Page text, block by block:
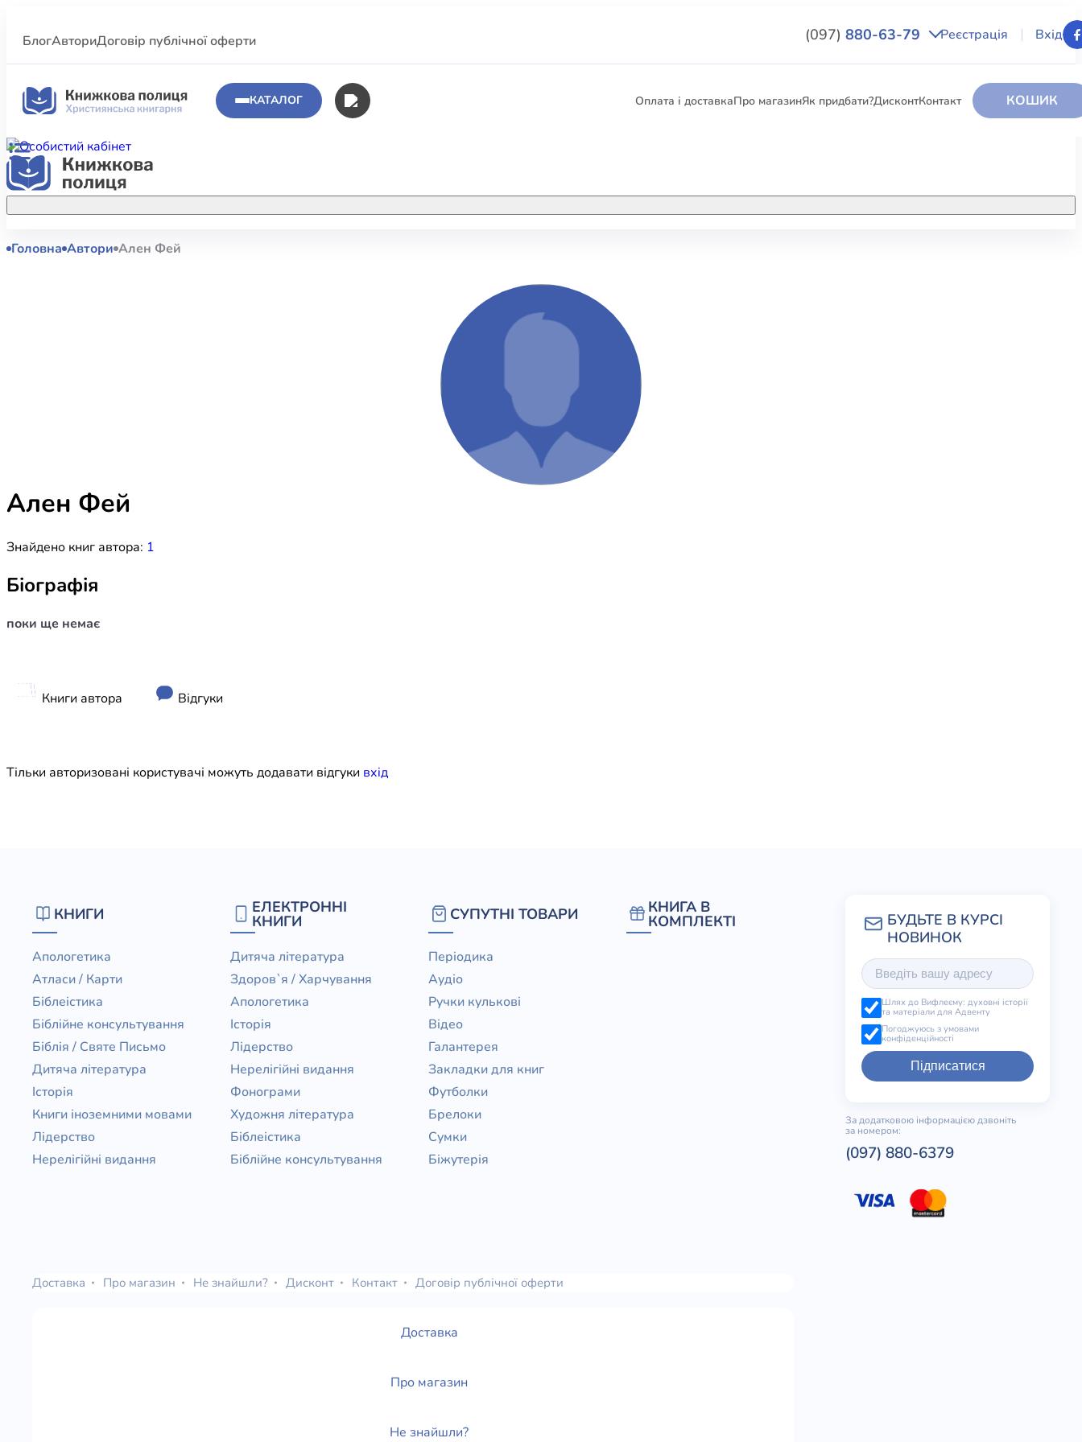
БлогАвториДоговір публічної оферти (097) 880-63-79 Реєстрація Вхід
КАТАЛОГ Оплата і доставкаПро магазинЯк придбати?ДисконтКонтакт КОШИК
Акційні пропозиції
полиці.
КНИГИ
Біблійне консультування
Художня література
ЕЛЕКТРОННІ КНИГИ
КНИГА В КОМПЛЕКТІ
Головна Автори Ален Фей
Ален Фей
Знайдено книг автора: 1
Біографія
поки ще немає
Книги автора Відгуки
Тільки авторизовані користувачі можуть додавати відгуки вхiд
КНИГИ
Апологетика
Атласи / Карти
Біблеістика
Біблійне консультування
Біблія / Святе Письмо
Дитяча література
Історія
Книги іноземними мовами
Лідерство
Нерелігійні видання
ЕЛЕКТРОННІ
КНИГИ
Дитяча література
Здоров`я / Харчування
Апологетика
Історія
Лідерство
Нерелігійні видання
Фонограми
Художня література
Біблеістика
Біблійне консультування
СУПУТНІ ТОВАРИ
Періодика
Аудіо
Ручки кулькові
Відео
Галантерея
Закладки для книг
Футболки
Брелоки
Сумки
Біжутерія
КНИГА В
КОМПЛЕКТІ
Шлях до Вифлеєму: духовні історії
та матеріали для Адвенту
Погоджуюсь з умовами
конфіденційності
Підписатися
За додатковою інформацією дзвоніть
за номером:
(097) 880-6379
Доставка Про магазин Не знайшли? Дисконт Контакт Договір публічної оферти
Доставка
Про магазин
Не знайшли?